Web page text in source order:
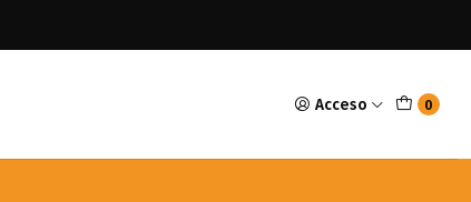
Acceso 0
Gato Bountiful 4,5kg